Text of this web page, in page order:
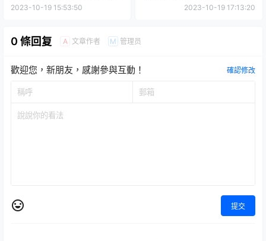
現壁虎出沒狀態！
2023-10-19 15:53:50
長魄力尺寸以巨顎切斷敵人！
2023-10-19 17:13:20
0 條回复 A 文章作者 M 管理员
歡迎您，新朋友，感謝參與互動！ 確認修改
提交